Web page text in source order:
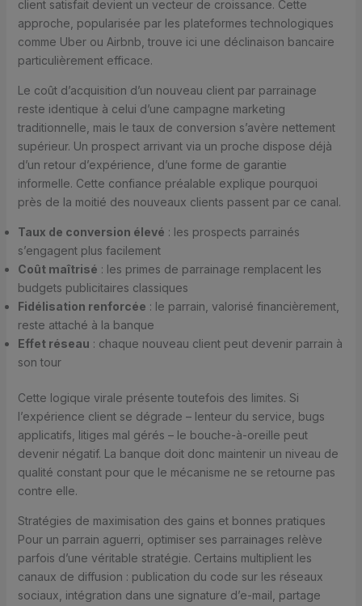
client satisfait devient un vecteur de croissance. Cette
approche, popularisée par les plateformes technologiques
comme Uber ou Airbnb, trouve ici une déclinaison bancaire
particulièrement efficace.
Le coût d’acquisition d’un nouveau client par parrainage
reste identique à celui d’une campagne marketing
traditionnelle, mais le taux de conversion s’avère nettement
supérieur. Un prospect arrivant via un proche dispose déjà
d’un retour d’expérience, d’une forme de garantie
informelle. Cette confiance préalable explique pourquoi
près de la moitié des nouveaux clients passent par ce canal.
Taux de conversion élevé : les prospects parrainés
s’engagent plus facilement
Coût maîtrisé : les primes de parrainage remplacent les
budgets publicitaires classiques
Fidélisation renforcée : le parrain, valorisé financièrement,
reste attaché à la banque
Effet réseau : chaque nouveau client peut devenir parrain à
son tour
Cette logique virale présente toutefois des limites. Si
l’expérience client se dégrade – lenteur du service, bugs
applicatifs, litiges mal gérés – le bouche-à-oreille peut
devenir négatif. La banque doit donc maintenir un niveau de
qualité constant pour que le mécanisme ne se retourne pas
contre elle.
Stratégies de maximisation des gains et bonnes pratiques
Pour un parrain aguerri, optimiser ses parrainages relève
parfois d’une véritable stratégie. Certains multiplient les
canaux de diffusion : publication du code sur les réseaux
sociaux, intégration dans une signature d’e-mail, partage